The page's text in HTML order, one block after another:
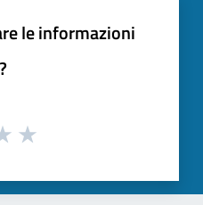
le informazioni